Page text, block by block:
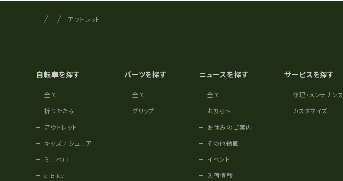
サイト内の現在地
サイクルショップナカゴヤ
アウトレット
自転車を探す
全て
折りたたみ
アウトレット
キッズ / ジュニア
ミニベロ
e-Bike
パーツを探す
全て
グリップ
ニュースを探す
全て
お知らせ
お休みのご案内
その他動画
イベント
入荷情報
サービスを探す
修理・メンテナンス
カスタマイズ